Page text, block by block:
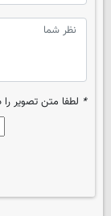
* لطفا متن تصویر